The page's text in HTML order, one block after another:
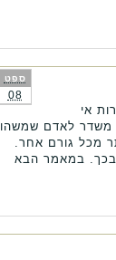
ספט
08
אי
משדר לאדם שמשהו
מכל גורם אחר.
בכך. במאמר הבא